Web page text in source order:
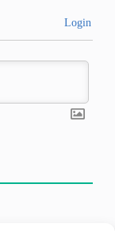
Login